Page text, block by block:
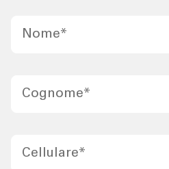
Nome*
Cognome*
Cellulare*